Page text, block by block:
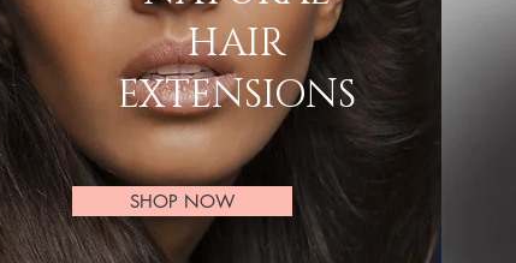
HAIR
EXTENSIONS
SHOP NOW